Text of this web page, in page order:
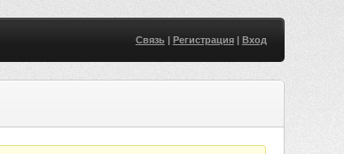
Связь| Регистрация| Вход